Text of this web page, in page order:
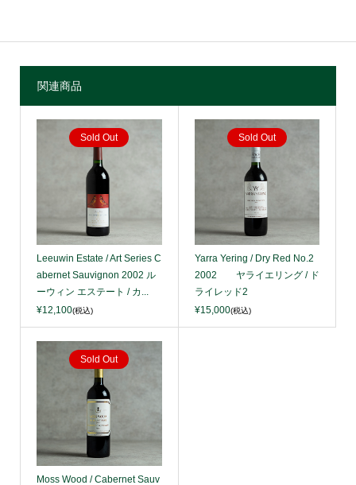
関連商品
Sold Out
Leeuwin Estate / Art Series C
abernet Sauvignon 2002 ル
ーウィン エステート / カ...
¥12,100(税込)
Sold Out
Yarra Yering / Dry Red No.2
2002 ヤライエリング / ド
ライレッド2
¥15,000(税込)
Sold Out
Moss Wood / Cabernet Sauv